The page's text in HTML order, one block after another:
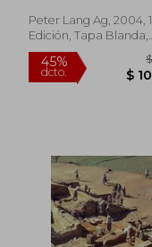
45%
dcto.
Alemán)
Peter Lang Ag, 2004, 1
Edición, Tapa Blanda,
Nuevo